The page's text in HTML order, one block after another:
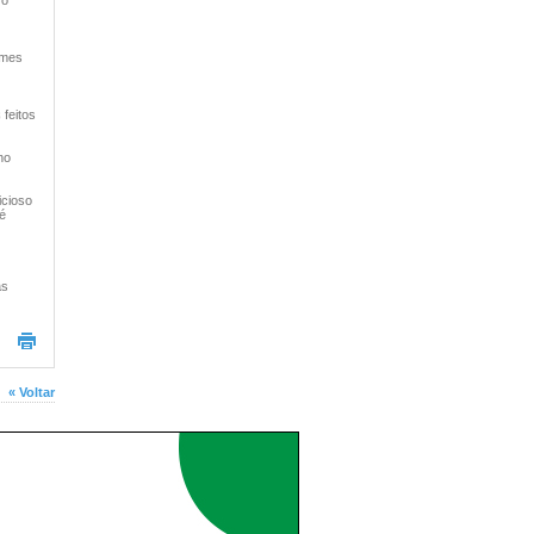
feitos
« Voltar